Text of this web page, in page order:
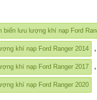
biến lưu lượng khí nạp Ford
khí nạp Ford Ranger 2014 ,
khí nạp Ford Ranger 2017 ,
khí nạp Ford Ranger 2020